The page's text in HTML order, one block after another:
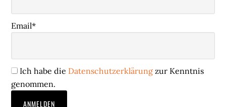
Email*
Ich habe die Datenschutzerklärung zur Kenntnis
genommen.